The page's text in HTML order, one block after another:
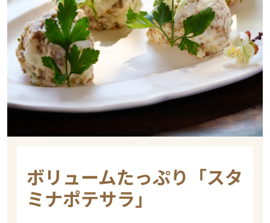
ボリュームたっぷり「スタ
ミナポテサラ」